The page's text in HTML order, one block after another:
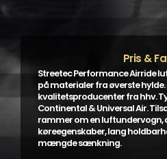
Pris &
Streetec Performance Airride
på materialer fra øverste
kvalitetsproducenter fra hhv.
Continental & Universal Air.
rammer om en luftundervogn,
køreegenskaber, lang
mængde sænkning.